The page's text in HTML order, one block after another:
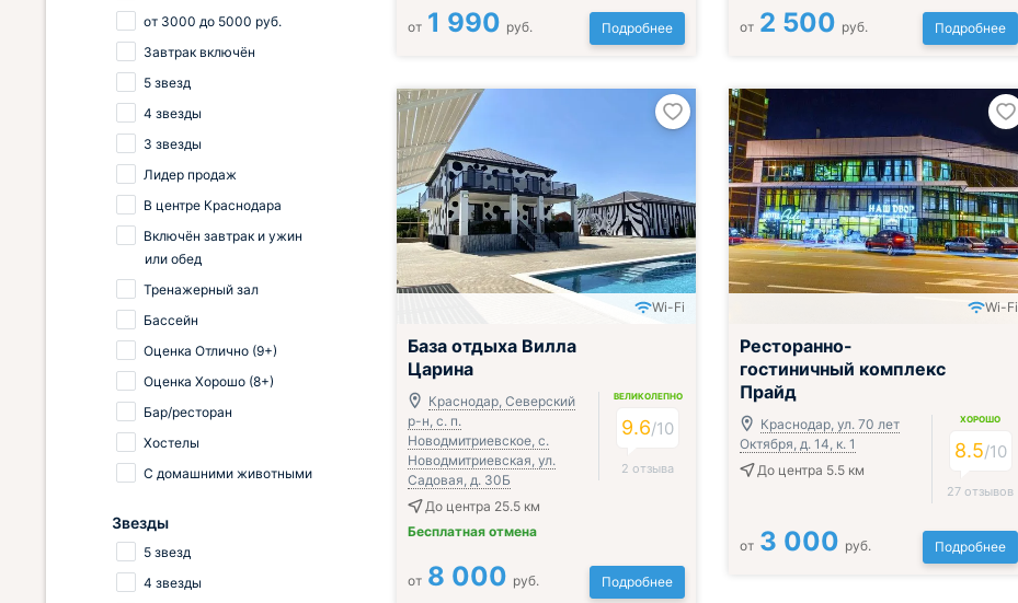
от 1 990 руб. Подробнее от 2 500 руб. Подробнее
Wi-Fi
База отдыха Вилла
Царина
Краснодар, Северский
р-н, с. п.
Новодмитриевское, с.
Новодмитриевская, ул.
Садовая, д. 30Б
До центра 25.5 км
Бесплатная отмена
ВЕЛИКОЛЕПНО
9.6/10
2 отзыва
от 8 000 руб. Подробнее
Wi-Fi
Ресторанно-
гостиничный комплекс
Прайд
Краснодар, ул. 70 лет
Октября, д. 14, к. 1
До центра 5.5 км
ХОРОШО
8.5/10
27 отзывов
от 3 000 руб. Подробнее
от 3000 до 5000 руб.
Завтрак включён
5 звезд
4 звезды
3 звезды
Лидер продаж
В центре Краснодара
Включён завтрак и ужин
или обед
Тренажерный зал
Бассейн
Оценка Отлично (9+)
Оценка Хорошо (8+)
Бар/ресторан
Хостелы
С домашними животными
Звезды
5 звезд
4 звезды